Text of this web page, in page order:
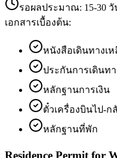
รอผลประมาณ: 15-30
เอกสารเบื้องต้น:
หนังสือเดินทางเห
ประกันการเดินทา
หลักฐานการเงิน
ตั๋วเครื่องบินไป-ก
หลักฐานที่พัก
Residence Permit for